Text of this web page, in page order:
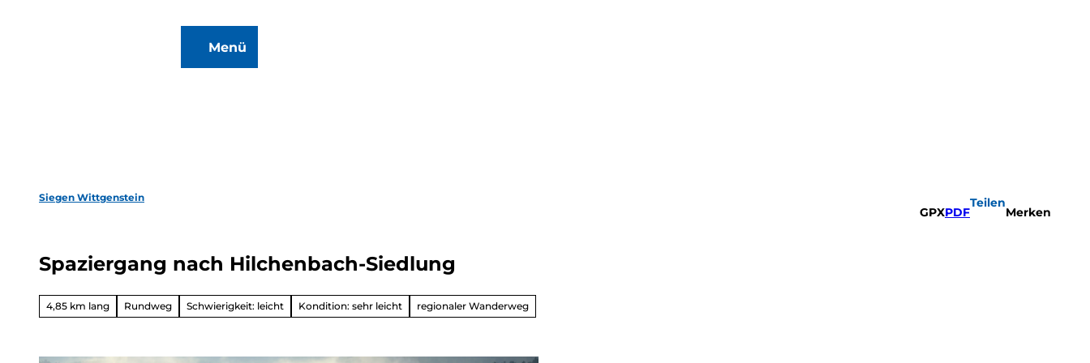
Menü
&
Radfahren
Wintervergnüg
Ausflugsziele
Siegen Wittgenstein
GPXPDF
Teilen
Merken
Spaziergang nach Hilchenbach-Siedlung
4,85 km lang Rundweg Schwierigkeit: leicht Kondition: sehr leicht regionaler Wanderweg